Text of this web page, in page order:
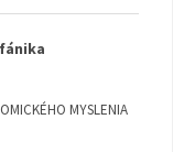
MYSLENIA